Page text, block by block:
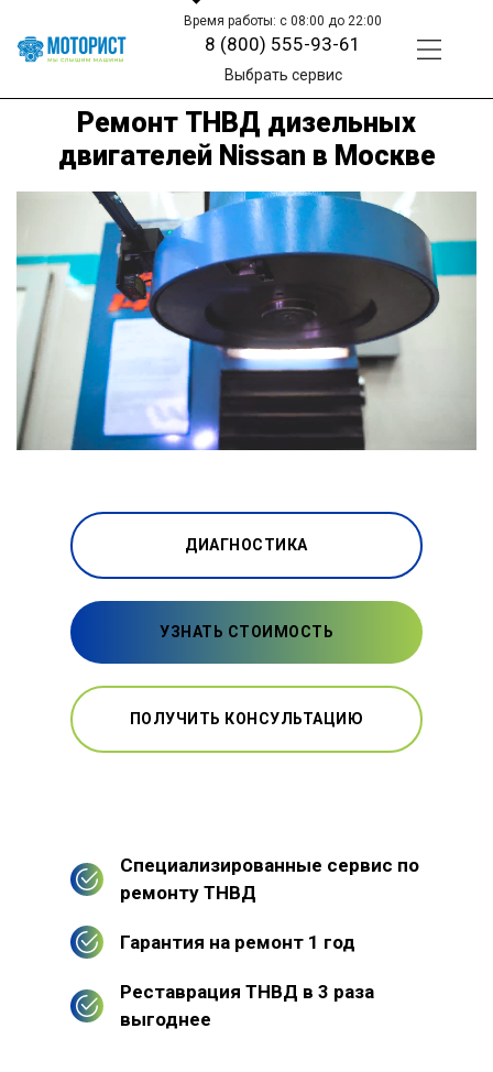
Время работы: с 08:00 до 22:00
8 (800) 555-93-61
Выбрать сервис
Ремонт ТНВД дизельных
двигателей Nissan в Москве
ДИАГНОСТИКА
УЗНАТЬ СТОИМОСТЬ
ПОЛУЧИТЬ КОНСУЛЬТАЦИЮ
Специализированные сервис по
ремонту ТНВД
Гарантия на ремонт 1 год
Реставрация ТНВД в 3 раза
выгоднее